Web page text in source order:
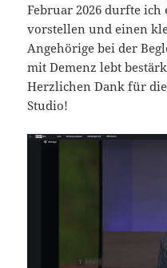
Februar 2026 durfte
vorstellen und einen
Angehörige bei der
mit Demenz lebt
Herzlichen Dank für
Studio!